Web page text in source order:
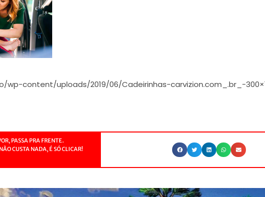
wp-content/uploads/2019/06/Cadeirinhas-carvizion.com_.br_-
PASSA PRA FRENTE.
CUSTA NADA, É SÓ CLICAR!